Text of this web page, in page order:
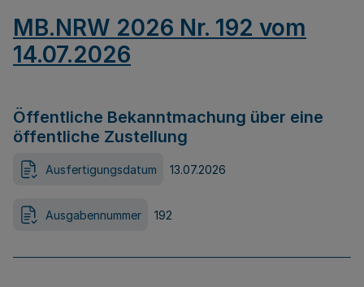
MB.NRW 2026 Nr. 192 vom
14.07.2026
Öffentliche Bekanntmachung über eine
öffentliche Zustellung
Ausfertigungsdatum 13.07.2026
Ausgabennummer 192